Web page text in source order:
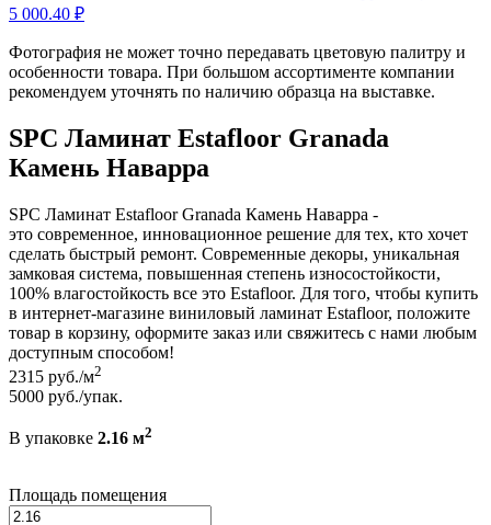
Фотография не может точно передавать цветовую палитру и
особенности товара. При большом ассортименте компании
рекомендуем уточнять по наличию образца на выставке.
SPC Ламинат Estafloor Granada
Камень Наварра
SPC Ламинат Estafloor Granada Камень Наварра -
это современное, инновационное решение для тех, кто хочет
сделать быстрый ремонт. Современные декоры, уникальная
замковая система, повышенная степень износостойкости,
100% влагостойкость все это Estafloor. Для того, чтобы купить
в интернет-магазине виниловый ламинат Estafloor, положите
товар в корзину, оформите заказ или свяжитесь с нами любым
доступным способом!
2315 руб./м2
5000 руб./упак.
В упаковке 2.16 м2
Площадь помещения